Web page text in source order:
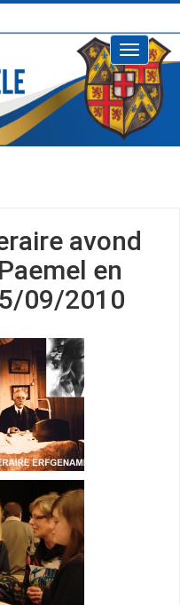
Toggle
avond
en
09/2010